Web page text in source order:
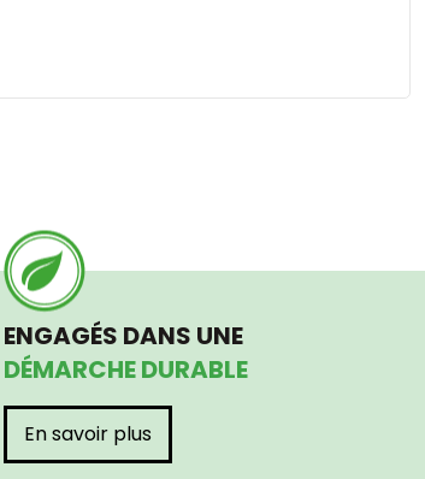
ENGAGÉS DANS UNE
DÉMARCHE DURABLE
En savoir plus